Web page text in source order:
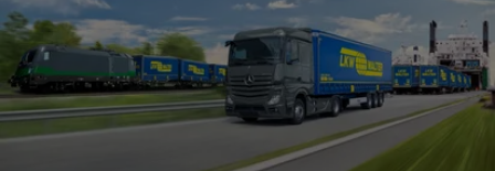
Straßentransport
Digitale Lösungen
Kombinierter Verkehr